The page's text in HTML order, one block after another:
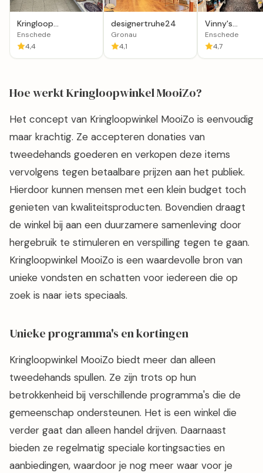
Kringloop
Glanerbrug -
Kringloopwinkel
Enschede
4,4
designertruhe24
Gronau
4,1
Vinny's
Snuisterpaleis
Enschede
4,7
Hoe werkt Kringloopwinkel MooiZo?
Het concept van Kringloopwinkel MooiZo is eenvoudig
maar krachtig. Ze accepteren donaties van
tweedehands goederen en verkopen deze items
vervolgens tegen betaalbare prijzen aan het publiek.
Hierdoor kunnen mensen met een klein budget toch
genieten van kwaliteitsproducten. Bovendien draagt
de winkel bij aan een duurzamere samenleving door
hergebruik te stimuleren en verspilling tegen te gaan.
Kringloopwinkel MooiZo is een waardevolle bron van
unieke vondsten en schatten voor iedereen die op
zoek is naar iets speciaals.
Unieke programma's en kortingen
Kringloopwinkel MooiZo biedt meer dan alleen
tweedehands spullen. Ze zijn trots op hun
betrokkenheid bij verschillende programma's die de
gemeenschap ondersteunen. Het is een winkel die
verder gaat dan alleen handel drijven. Daarnaast
bieden ze regelmatig speciale kortingsacties en
aanbiedingen, waardoor je nog meer waar voor je